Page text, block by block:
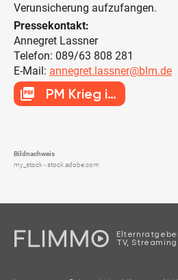
Verunsicherung aufzufangen.
Pressekontakt:
Annegret Lassner
Telefon: 089/63 808 281
E-Mail: annegret.lassner@blm.de
picture_as_pdf PM Krieg in der
Bildnachweis
my_stock - stock.adobe.com
TV, Streaming